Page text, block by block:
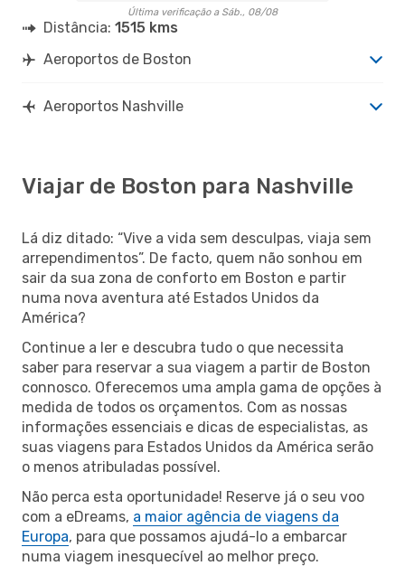
Última verificação a Sáb., 08/08
Distância: 1515 kms
Aeroportos de Boston
Aeroportos Nashville
Viajar de Boston para Nashville
Lá diz ditado: “Vive a vida sem desculpas, viaja sem
arrependimentos”. De facto, quem não sonhou em
sair da sua zona de conforto em Boston e partir
numa nova aventura até Estados Unidos da
América?
Continue a ler e descubra tudo o que necessita
saber para reservar a sua viagem a partir de Boston
connosco. Oferecemos uma ampla gama de opções à
medida de todos os orçamentos. Com as nossas
informações essenciais e dicas de especialistas, as
suas viagens para Estados Unidos da América serão
o menos atribuladas possível.
Não perca esta oportunidade! Reserve já o seu voo
com a eDreams, a maior agência de viagens da
Europa, para que possamos ajudá-lo a embarcar
numa viagem inesquecível ao melhor preço.